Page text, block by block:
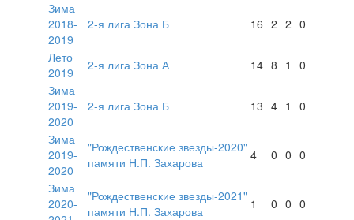
Зима
2018-
2019
2-я лига Зона Б 16 2 2 0
Лето
2019
2-я лига Зона А 14 8 1
0
Зима
2019-
2020
2-я лига Зона Б 13 4 1 0
Зима
2019-
2020
"Рождественские звезды-2020"
памяти Н.П. Захарова
4 0 0 0
Зима
2020-
"Рождественские звезды-2021"
памяти Н.П. Захарова
1 0 0 0